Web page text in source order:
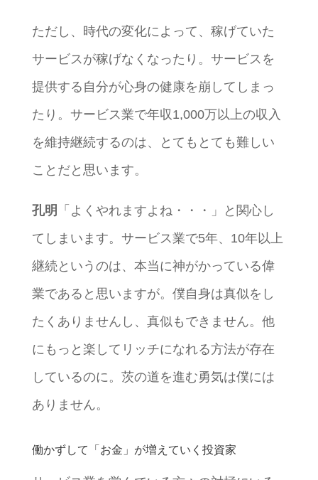
ただし、時代の変化によって、稼げていた
サービスが稼げなくなったり。サービスを
提供する自分が心身の健康を崩してしまっ
たり。サービス業で年収1,000万以上の収入
を維持継続するのは、とてもとても難しい
ことだと思います。
孔明
「よくやれますよね・・・」と関心し
てしまいます。サービス業で5年、10年以上
継続というのは、本当に神がかっている偉
業であると思いますが。僕自身は真似をし
たくありませんし、真似もできません。他
にもっと楽してリッチになれる方法が存在
しているのに。茨の道を進む勇気は僕には
ありません。
働かずして「お金」が増えていく投資家